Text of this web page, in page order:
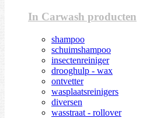
In Carwash producten
shampoo
schuimshampoo
insectenreiniger
drooghulp - wax
ontvetter
wasplaatsreinigers
diversen
wasstraat - rollover